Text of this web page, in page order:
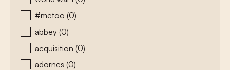
#metoo (0)
abbey (0)
acquisition (0)
adornes (0)